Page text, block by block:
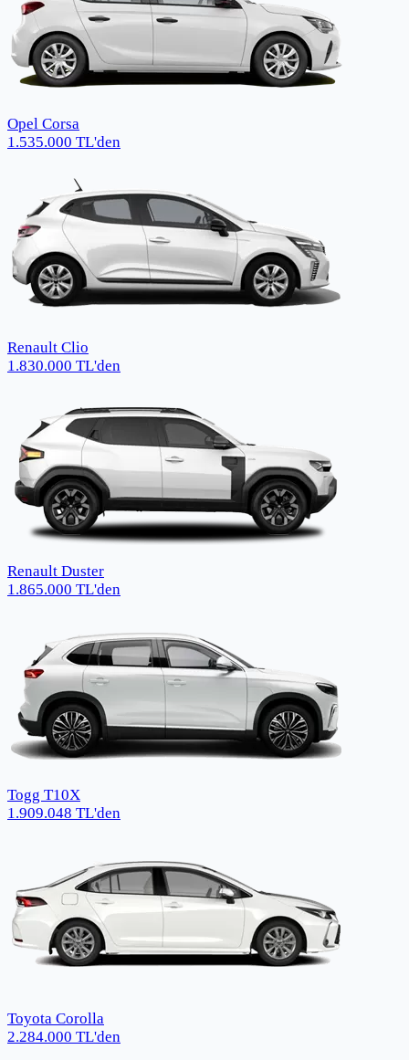
Opel Corsa
1.535.000 TL'den
Renault Clio
1.830.000 TL'den
Renault Duster
1.865.000 TL'den
Togg T10X
1.909.048 TL'den
Toyota Corolla
2.284.000 TL'den